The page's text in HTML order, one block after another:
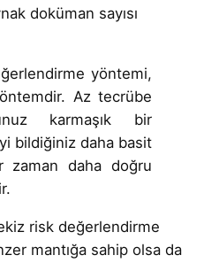
doküman sayısı
yöntemi,
Az tecrübe
karmaşık bir
bildiğiniz daha basit
zaman daha doğru
risk değerlendirme
mantığa sahip olsa da